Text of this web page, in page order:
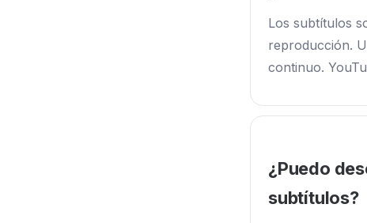
Los subtítulos
reproducción.
continuo.
¿Puedo
subtítulos?